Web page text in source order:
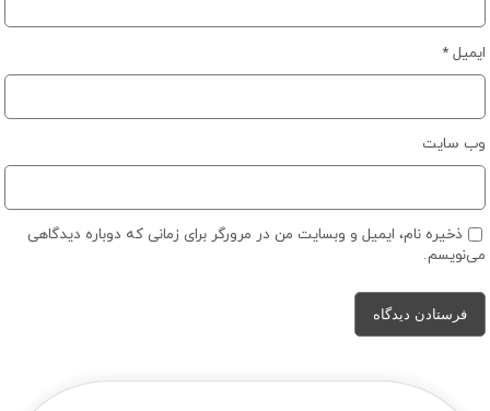
ایمیل*
وب‌ سایت
ذخیره نام، ایمیل و وبسایت من در مرورگر برای زمانی که دوباره دیدگاهی
می‌نویسم.